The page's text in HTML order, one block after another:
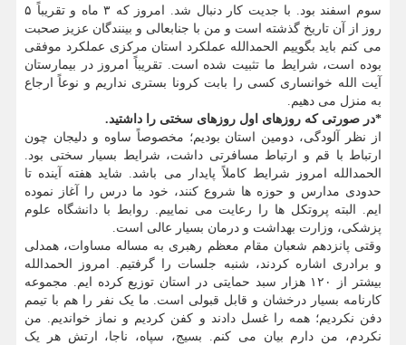
سوم اسفند بود. با جدیت کار دنبال شد. امروز که ۳ ماه و تقریباً ۵
روز از آن تاریخ گذشته است و من با جنابعالی و بینندگان عزیز صحبت
می کنم باید بگوییم الحمدالله عملکرد استان مرکزی عملکرد موفقی
بوده است، شرایط ما تثبیت شده است. تقریباً امروز در بیمارستان
آیت الله خوانساری کسی را بابت کرونا بستری نداریم و نوعاً ارجاع
به منزل می دهیم.
*در صورتی که روزهای اول روزهای سختی را داشتید.
از نظر آلودگی، دومین استان بودیم؛ مخصوصاً ساوه و دلیجان چون
ارتباط با قم و ارتباط مسافرتی داشت، شرایط بسیار سختی بود.
الحمدالله امروز شرایط کاملاً پایدار می باشد. شاید هفته آینده تا
حدودی مدارس و حوزه ها شروع کنند، خود ما درس را آغاز نموده
ایم. البته پروتکل ها را رعایت می نماییم. روابط با دانشگاه علوم
پزشکی، وزارت بهداشت و درمان بسیار عالی است.
وقتی پانزدهم شعبان مقام معظم رهبری به مساله مساوات، همدلی
و برادری اشاره کردند، شنبه جلسات را گرفتیم. امروز الحمدالله
بیشتر از ۱۲۰ هزار سبد حمایتی در استان توزیع کرده ایم. مجموعه
کارنامه بسیار درخشان و قابل قبولی است. ما یک نفر را هم با تیمم
دفن نکردیم؛ همه را غسل دادند و کفن کردیم و نماز خواندیم. من
نکردم، من دارم بیان می کنم. بسیج، سپاه، ناجا، ارتش هر یک